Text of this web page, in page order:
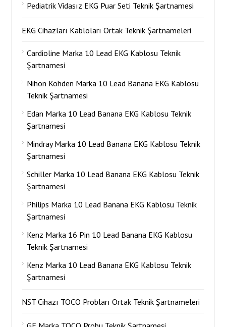
Pediatrik Vidasız EKG Puar Seti Teknik Şartnamesi
EKG Cihazları Kabloları Ortak Teknik Şartnameleri
Cardioline Marka 10 Lead EKG Kablosu Teknik
Şartnamesi
Nihon Kohden Marka 10 Lead Banana EKG Kablosu
Teknik Şartnamesi
Edan Marka 10 Lead Banana EKG Kablosu Teknik
Şartnamesi
Mindray Marka 10 Lead Banana EKG Kablosu Teknik
Şartnamesi
Schiller Marka 10 Lead Banana EKG Kablosu Teknik
Şartnamesi
Philips Marka 10 Lead Banana EKG Kablosu Teknik
Şartnamesi
Kenz Marka 16 Pin 10 Lead Banana EKG Kablosu
Teknik Şartnamesi
Kenz Marka 10 Lead Banana EKG Kablosu Teknik
Şartnamesi
NST Cihazı TOCO Probları Ortak Teknik Şartnameleri